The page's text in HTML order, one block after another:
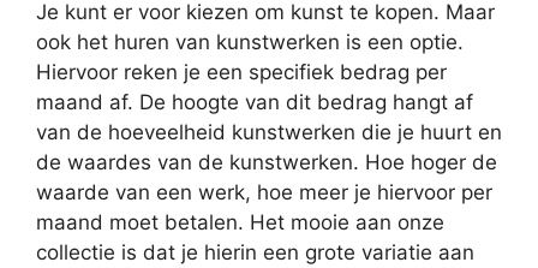
Je kunt er voor kiezen om kunst te kopen. Maar
ook het huren van kunstwerken is een optie.
Hiervoor reken je een specifiek bedrag per
maand af. De hoogte van dit bedrag hangt af
van de hoeveelheid kunstwerken die je huurt en
de waardes van de kunstwerken. Hoe hoger de
waarde van een werk, hoe meer je hiervoor per
maand moet betalen. Het mooie aan onze
collectie is dat je hierin een grote variatie aan